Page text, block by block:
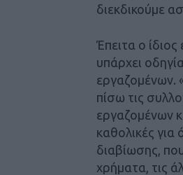
διεκδικούμε
Έπειτα ο
υπάρχει
εργαζομένων.
πίσω τις
εργαζομένων
καθολικές
διαβίωσης,
χρήματα, τις